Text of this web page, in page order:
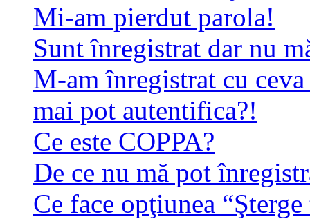
Mi-am pierdut parola!
Sunt înregistrat dar nu
M-am înregistrat cu
mai pot autentifica?!
Ce este COPPA?
De ce nu mă pot
Ce face opţiunea